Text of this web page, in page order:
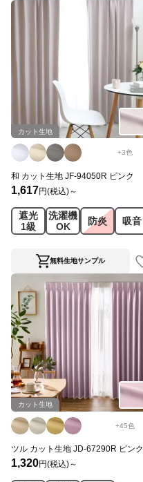
カット生地
+3色
和 カット生地 JF-94050R ピンク
1,617円(税込)～
遮光
1級
洗濯機
OK
防炎 吸音
無料生地サンプル
カット生地
+45色
ツル カット生地 JD-67290R ピンク
1,320円(税込)～